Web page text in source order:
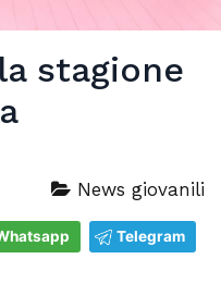
stagione
News giovanili
Telegram